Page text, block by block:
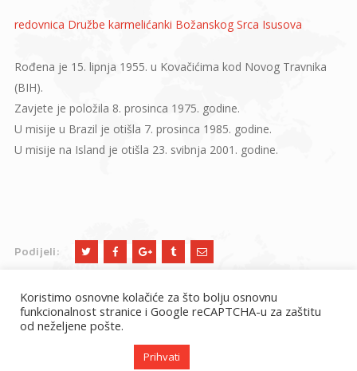
redovnica Družbe karmelićanki Božanskog Srca Isusova
Rođena je 15. lipnja 1955. u Kovačićima kod Novog Travnika
(BIH).
Zavjete je položila 8. prosinca 1975. godine.
U misije u Brazil je otišla 7. prosinca 1985. godine.
U misije na Island je otišla 23. svibnja 2001. godine.
Podijeli:
Koristimo osnovne kolačiće za što bolju osnovnu
funkcionalnost stranice i Google reCAPTCHA-u za zaštitu
od neželjene pošte.
Prihvati